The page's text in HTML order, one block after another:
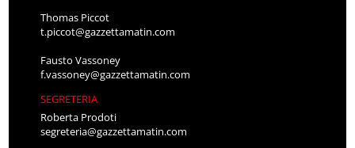
Thomas Piccot
t.piccot@gazzettamatin.com
Fausto Vassoney
f.vassoney@gazzettamatin.com
SEGRETERIA
Roberta Prodoti
segreteria@gazzettamatin.com